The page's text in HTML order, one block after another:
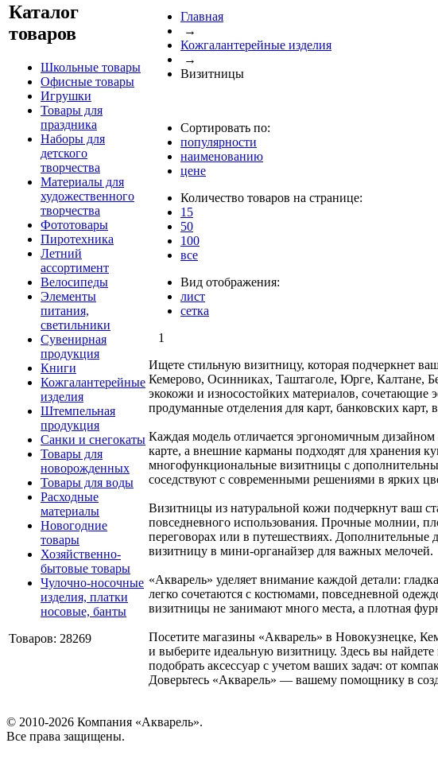
Каталог
товаров
Школьные товары
Офисные товары
Игрушки
Товары для
праздника
Наборы для
детского
творчества
Материалы для
художественного
творчества
Фототовары
Пиротехника
Летний
ассортимент
Велосипеды
Элементы
питания,
светильники
Сувенирная
продукция
Книги
Кожгалантерейные
изделия
Штемпельная
продукция
Санки и снегокаты
Товары для
новорожденных
Товары для воды
Расходные
материалы
Новогодние
товары
Хозяйственно-
бытовые товары
Чулочно-носочные
изделия, платки
носовые, банты
Товаров: 28269
Главная
→
Кожгалантерейные изделия
→
Визитницы
Сортировать по:
популярности
наименованию
цене
Количество товаров на странице:
15
50
100
все
Вид отображения:
лист
сетка
1
Ищете стильную визитницу, которая подчеркнет
Кемерово, Осинниках, Таштаголе, Юрге, Калтане,
экокожи и износостойких материалов, сочетающие
продуманные отделения для карт, банковских
Каждая модель отличается эргономичным
карте, а внешние карманы подходят для хранения
многофункциональные визитницы с
соседствуют с современными решениями в ярких
Визитницы из натуральной кожи подчеркнут ваш
повседневного использования. Прочные молнии,
переговорах или в путешествиях.
визитницу в мини-органайзер для важных мелочей.
«Акварель» уделяет внимание каждой детали:
легко сочетаются с костюмами, повседневной
визитницы не занимают много места, а плотная
Посетите магазины «Акварель» в Новокузнецке,
и выберите идеальную визитницу. Здесь вы
подобрать аксессуар с учетом ваших задач: от
Доверьтесь «Акварель» — вашему помощнику в
© 2010-2026 Компания «Акварель».
Все права защищены.